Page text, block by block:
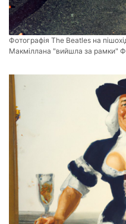
Фотографія The Beatles на
Макміллана "вийшла за рамки"